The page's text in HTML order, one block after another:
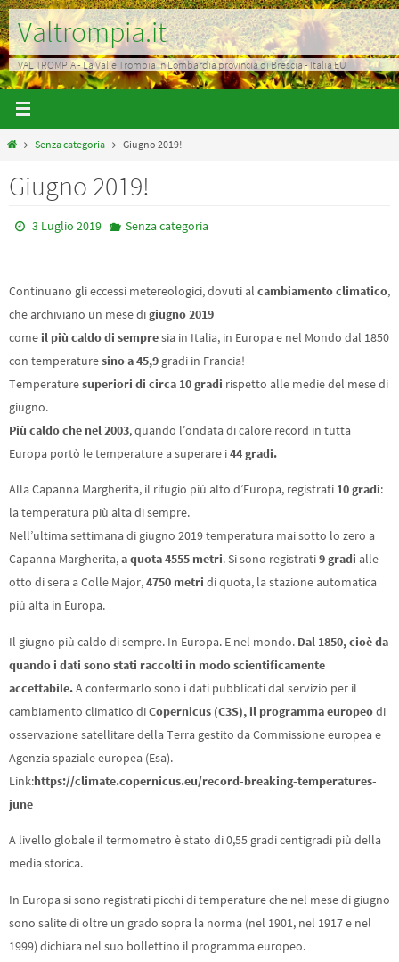
Salta
al
contenuto
Valtrompia.it
VAL TROMPIA - La Valle Trompia in Lombardia provincia di Brescia - Italia EU
HomeSenza categoria Giugno 2019!
Giugno 2019!
3 Luglio 2019 Senza categoria
Continuano gli eccessi metereologici, dovuti al cambiamento climatico,
che archiviano un mese digiugno 2019
come il più caldo di sempresia in Italia, in Europa e nel Mondo dal 1850
con temperaturesino a 45,9 gradi in Francia!
Temperaturesuperiori di circa 10 gradi rispetto alle medie del mese di
giugno.
Più caldo che nel 2003, quando l’ondata di calore record in tutta
Europa portò le temperature a superare i44 gradi.
Alla Capanna Margherita, il rifugio più alto d’Europa, registrati 10 gradi:
la temperatura più alta di sempre.
Nell’ultima settimana di giugno 2019 temperatura mai sotto lo zero a
Capanna Margherita,a quota 4555 metri. Si sono registrati9 gradi alle
otto di sera a Colle Major,4750 metri di quota, la stazione automatica
più alta in Europa.
Il giugno più caldo di sempre. In Europa. E nel mondo. Dal 1850, cioè da
quando i dati sono stati raccolti in modo scientificamente
accettabile.A confermarlo sono i dati pubblicati dal servizio per il
cambiamento climatico diCopernicus (C3S), il programma europeodi
osservazione satellitare della Terra gestito da Commissione europea e
Agenzia spaziale europea (Esa).
Link:https://climate.copernicus.eu/record-breaking-temperatures-
june
A livello globale il termometro è stato di 0,55 gradi centigradi più della
media storica.
In Europa si sono registrati picchi di temperature che nel mese di giugno
sono salite di oltre un grado sopra la norma (nel 1901, nel 1917 e nel
1999) dichiara nel suo bollettino il programma europeo.